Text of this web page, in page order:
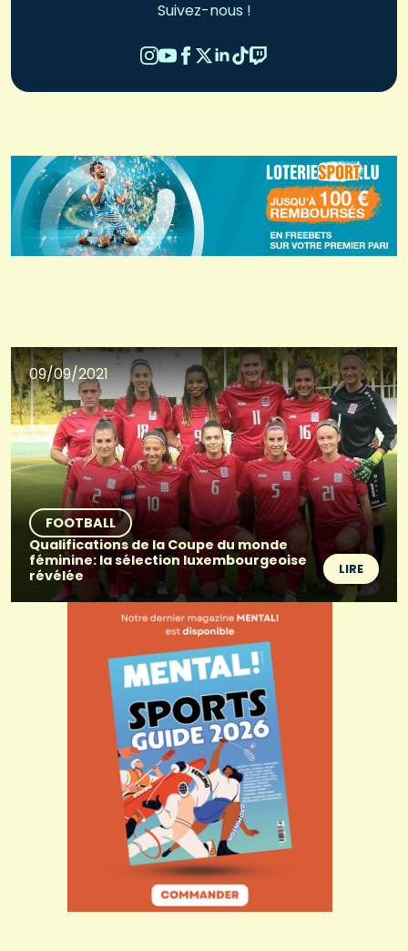
Suivez-nous !
09/09/2021
FOOTBALL
Qualifications de la Coupe du monde
féminine: la sélection luxembourgeoise
révélée
LIRE